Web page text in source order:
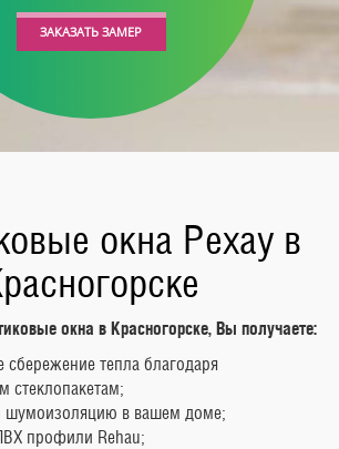
ЗАКАЗАТЬ ЗАМЕР
окна Рехау в
окна в Красногорске, Вы получаете:
сбережение тепла благодаря
стеклопакетам;
шумоизоляцию в вашем доме;
профили Rehau;